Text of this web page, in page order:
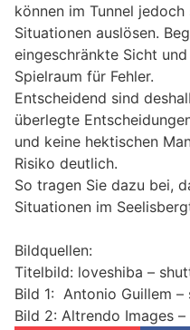
können im Tunnel
Situationen auslösen.
eingeschränkte Sicht
Spielraum für Fehler.
Entscheidend sind
überlegte
und keine hektischen
Risiko deutlich.
So tragen Sie dazu bei,
Situationen im
Bildquellen:
Titelbild: loveshiba –
Bild 1: Antonio Guillem
Bild 2: Altrendo Images